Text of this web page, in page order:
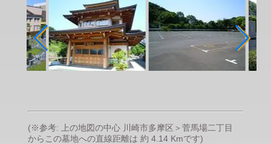
(※参考: 上の地図の中心 川崎市多摩区＞菅馬場二丁目
からこの墓地への直線距離は 約 4.14 Kmです)